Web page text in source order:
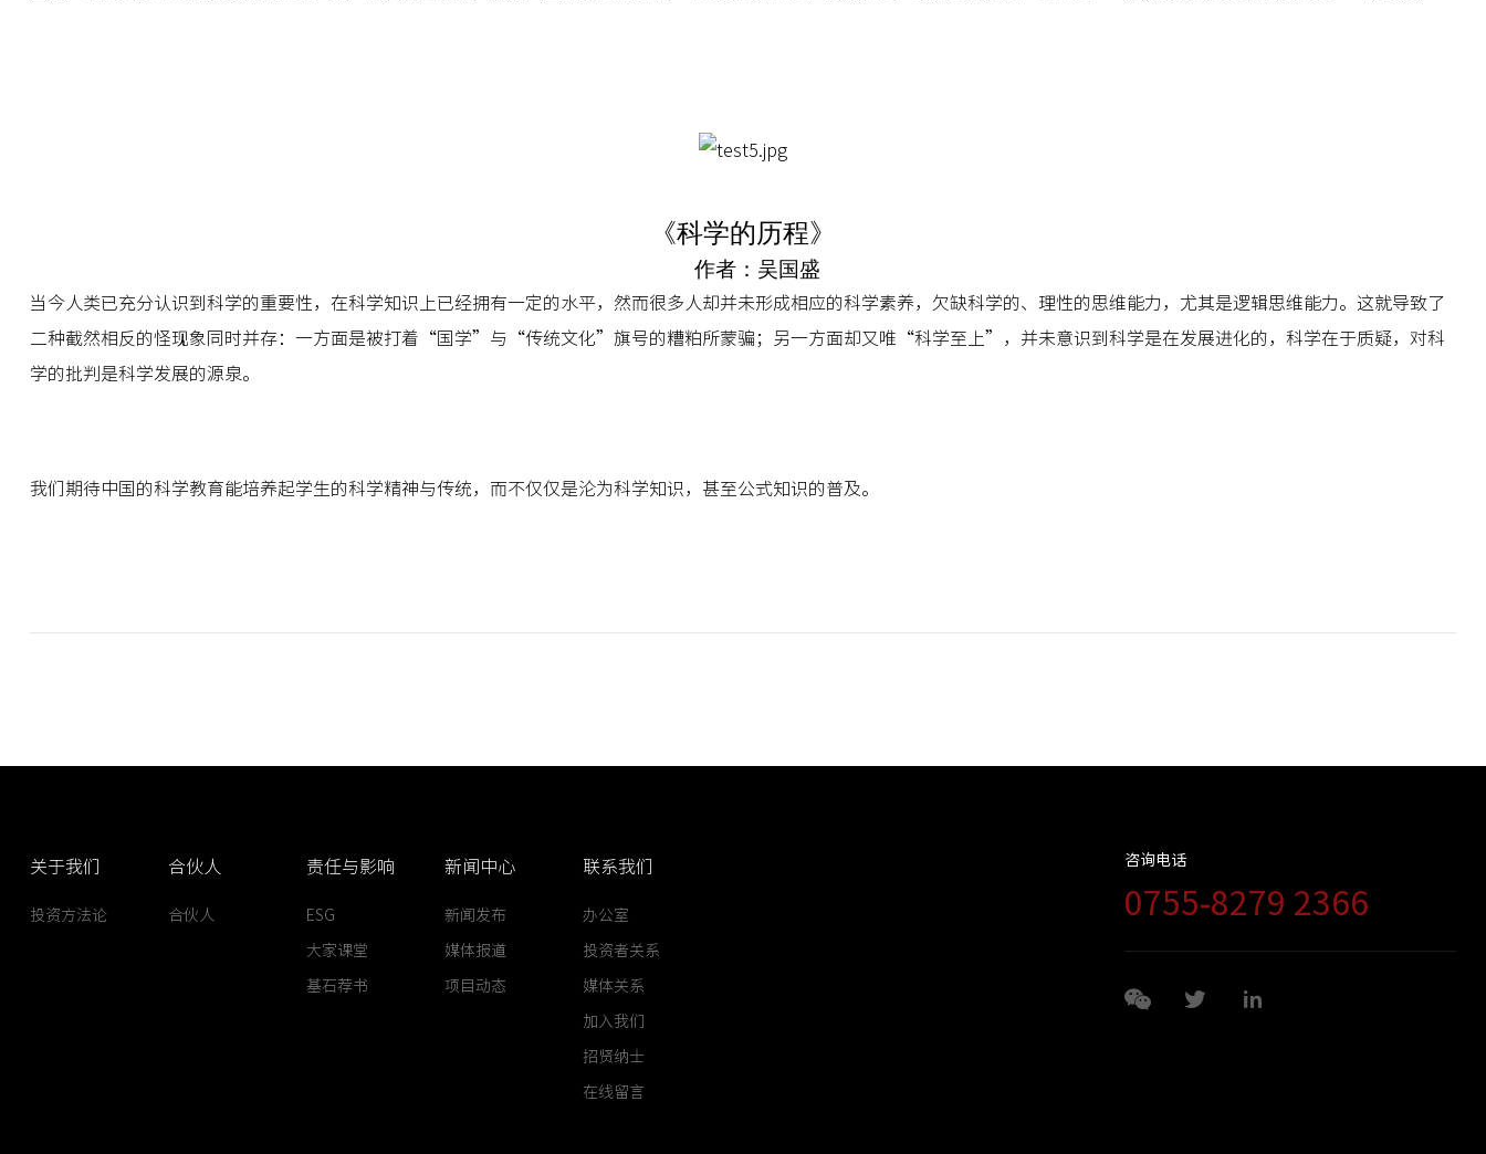
《科学的历程》
作者：吴国盛
当今人类已充分认识到科学的重要性，在科学知识上已经拥有一定的水平，然而很多人却并未形成相应的科学素养，欠缺科学的、理性的思维能力，尤其是逻辑思维能力。这就导致了
二种截然相反的怪现象同时并存：一方面是被打着“国学”与“传统文化”旗号的糟粕所蒙骗；另一方面却又唯“科学至上”，并未意识到科学是在发展进化的，科学在于质疑，对科
学的批判是科学发展的源泉。
我们期待中国的科学教育能培养起学生的科学精神与传统，而不仅仅是沦为科学知识，甚至公式知识的普及。
关于我们
投资方法论
合伙人
合伙人
责任与影响
ESG
大家课堂
基石荐书
新闻中心
新闻发布
媒体报道
项目动态
联系我们
办公室
投资者关系
媒体关系
加入我们
招贤纳士
在线留言
咨询电话
0755-8279 2366